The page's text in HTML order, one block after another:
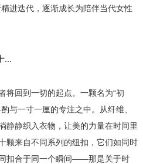
进迭代，逐渐成长为陪伴当代女性
回到一切的起点。一颗名为“初
与一寸一厘的专注之中。从纤维、
静静织入衣物，让美的力量在时间里
颗来自不同系列的纽扣，它们如同时
扣合于同一个瞬间——那是关于时